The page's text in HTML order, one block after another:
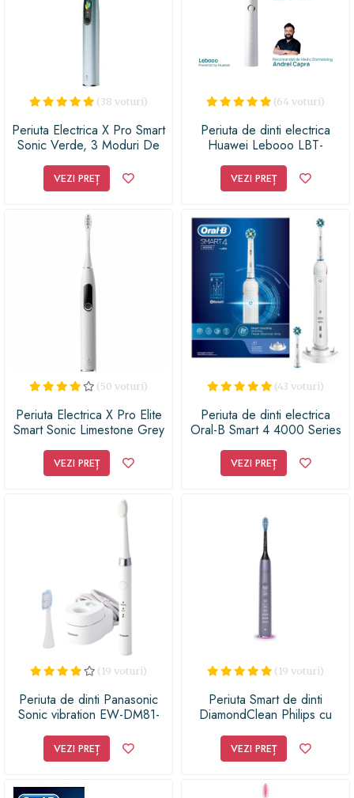
(38 voturi)
Periuta Electrica X Pro Smart
Sonic Verde, 3 Moduri De
RPM, 800mAh, Fast
Charging, IPX7
VEZI PREȚ
(64 voturi)
Periuta de dinti electrica
Huawei Lebooo LBT-
programe, 38.000
miscari/min, 3 Capete (Alb)
VEZI PREȚ
(50 voturi)
Periuta Electrica X Pro Elite
Smart Sonic Limestone Grey
VEZI PREȚ
(43 voturi)
Periuta de dinti electrica
Oral-B Smart 4 4000 Series
pulsatii/min, 8800
oscilatii/min, Curatare 3D, 3
VEZI PREȚ
(19 voturi)
Periuta de dinti Panasonic
Sonic vibration EW-DM81-
VEZI PREȚ
(19 voturi)
Periuta Smart de dinti
DiamondClean Philips cu
Compatibilitate Aplicatie,
Intensitate
Iluminare Violet, 62.000
VEZI PREȚ